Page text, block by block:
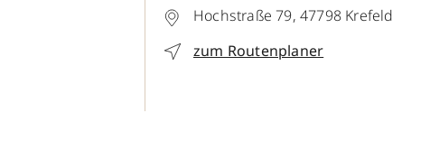
Hochstraße 79, 47798 Krefeld
zum Routenplaner